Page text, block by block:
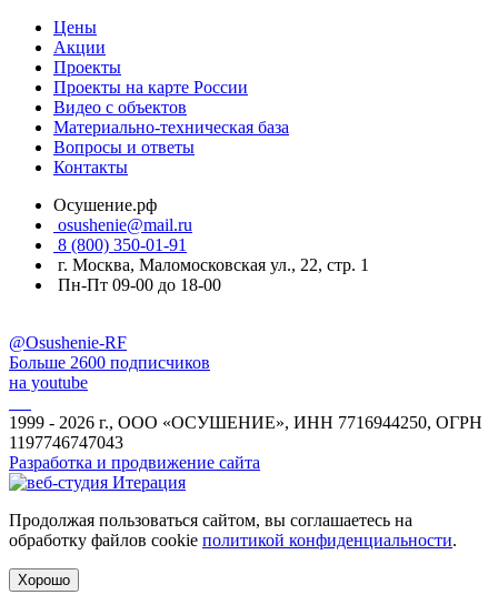
Цены
Акции
Проекты
Проекты на карте России
Видео с объектов
Материально-техническая база
Вопросы и ответы
Контакты
Осушение.рф
osushenie@mail.ru
8 (800) 350-01-91
г. Москва, Маломосковская ул., 22, стр. 1
Пн-Пт 09-00 до 18-00
@Osushenie-RF
Больше 2600 подписчиков
на youtube
1999 - 2026 г., ООО «ОСУШЕНИЕ», ИНН 7716944250, ОГРН
1197746747043
Разработка и продвижение сайта
Продолжая пользоваться сайтом, вы соглашаетесь на
обработку файлов cookie политикой конфиденциальности.
Хорошо